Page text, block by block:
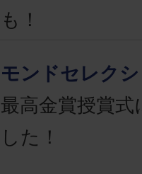
も！
モンドセレク
最高金賞授賞
した！